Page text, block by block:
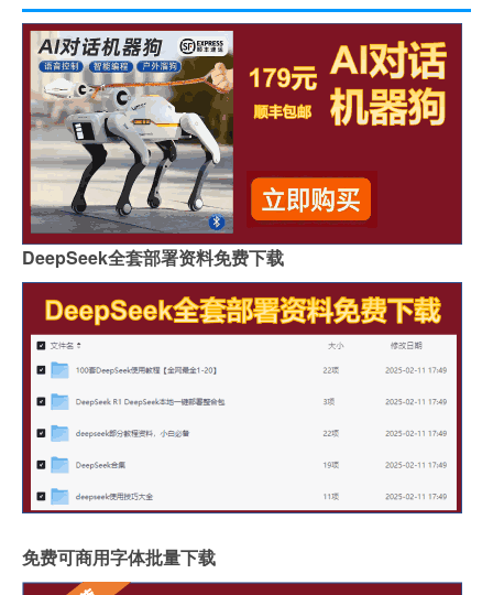
DeepSeek全套部署资料免费下载
免费可商用字体批量下载